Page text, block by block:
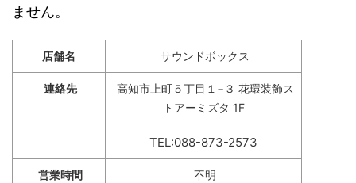
ません。
店舗名 サウンドボックス
連絡先
高知市上町５丁目１−３ 花環装飾ス
トアーミズタ 1F
TEL:088-873-2573
営業時間 不明